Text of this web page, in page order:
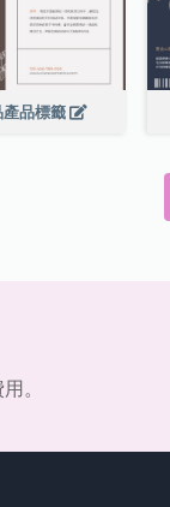
品標籤
。